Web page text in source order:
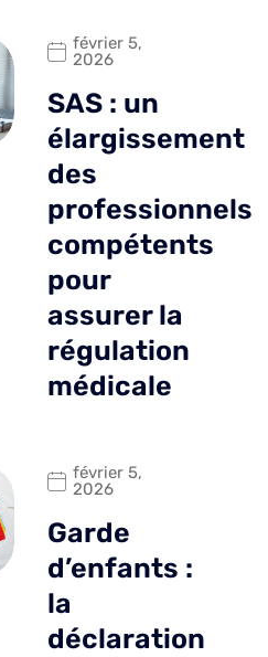
février 5,
2026
SAS : un
élargissement
des
professionnels
compétents
pour
assurer la
régulation
médicale
février 5,
2026
Garde
d’enfants :
la
déclaration